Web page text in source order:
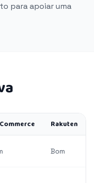
para apoiar uma
Rakuten
Bom